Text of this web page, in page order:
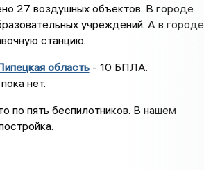
27 воздушных объектов. В городе
учреждений. А в городе
станцию.
область- 10 БПЛА.
нет.
по пять беспилотников. В нашем